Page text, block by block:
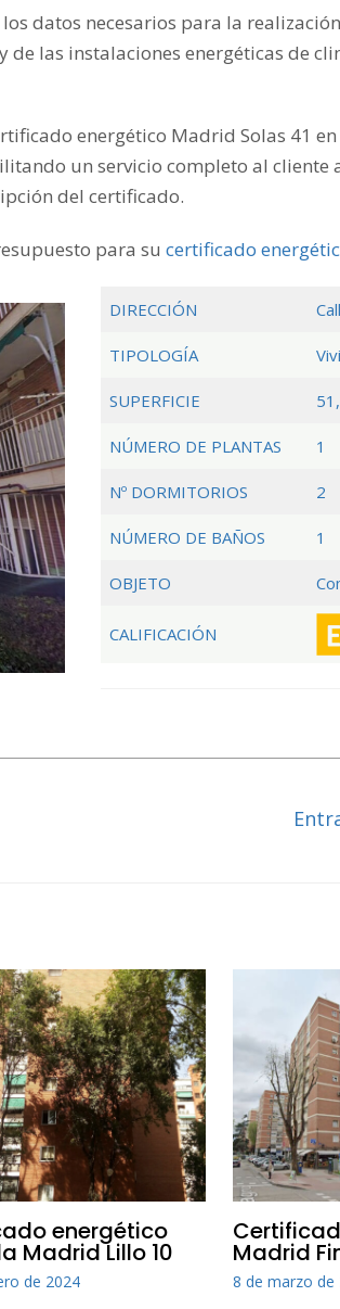
datos necesarios para la
las instalaciones energéticas de
energético Madrid Solas 41
un servicio completo al cliente
del certificado.
para su certificado
DIRECCIÓN
TIPOLOGÍA
SUPERFICIE
NÚMERO DE PLANTAS 1
Nº DORMITORIOS 2
NÚMERO DE BAÑOS 1
OBJETO
CALIFICACIÓN
energético
Madrid Lillo 10
de 2024
Madrid
8 de marzo de